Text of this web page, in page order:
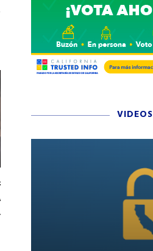
CATHERINE LAGA’AIA DE LA
PELÍCULA MOANA EN
VIDEOS